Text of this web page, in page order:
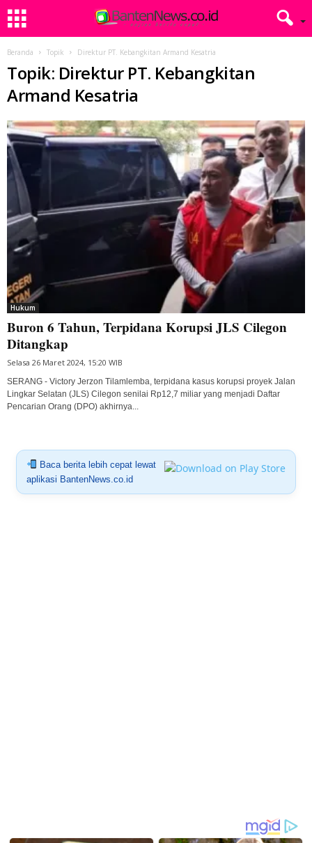
Beranda Topik Direktur PT. Kebangkitan Armand Kesatria
Topik: Direktur PT. Kebangkitan
Armand Kesatria
Hukum
Buron 6 Tahun, Terpidana Korupsi JLS Cilegon
Ditangkap
Selasa 26 Maret 2024, 15:20 WIB
SERANG - Victory Jerzon Tilamlemba, terpidana kasus korupsi proyek Jalan
Lingkar Selatan (JLS) Cilegon senilai Rp12,7 miliar yang menjadi Daftar
Pencarian Orang (DPO) akhirnya...
Baca berita lebih cepat lewat
aplikasi BantenNews.co.id